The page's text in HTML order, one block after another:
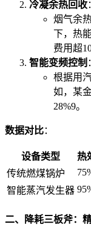
冷凝余热回收
烟气余
下，热
费用超
智能变频控制
根据用
如，某
28%9。
数据对比：
设备类型 热
传统燃煤锅炉
智能蒸汽发生器
二、降耗三板斧：